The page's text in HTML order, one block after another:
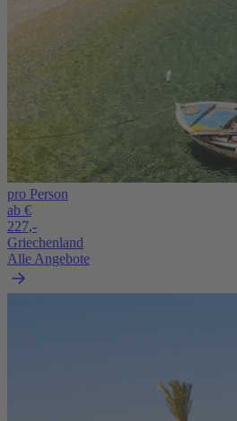
pro Person
ab €
227,-
Griechenland
Alle Angebote